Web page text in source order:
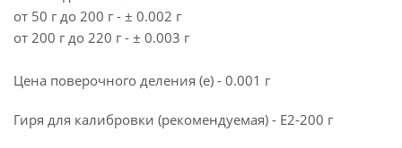
от 50 г до 200 г - ± 0.002 г
от 200 г до 220 г - ± 0.003 г
Цена поверочного деления (e) - 0.001 г
Гиря для калибровки (рекомендуемая) - E2-200 г